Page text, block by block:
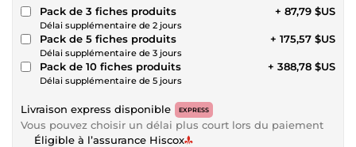
Pack de 3 fiches produits
Délai supplémentaire de 2 jours
+ 87,79 $US
Pack de 5 fiches produits
Délai supplémentaire de 3 jours
+ 175,57 $US
Pack de 10 fiches produits
Délai supplémentaire de 5 jours
+ 388,78 $US
Livraison express disponible EXPRESS
Vous pouvez choisir un délai plus court lors du paiement
Éligible à l’assurance Hiscox